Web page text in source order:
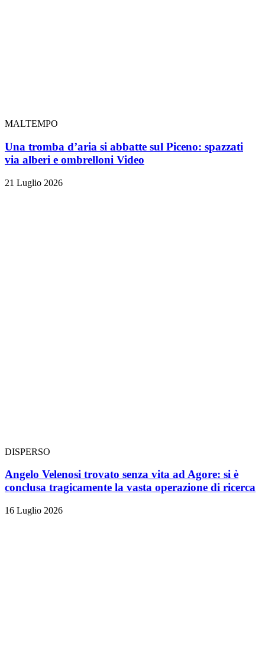
MALTEMPO
Una tromba d’aria si abbatte sul Piceno: spazzati
via alberi e ombrelloni Video
21 Luglio 2026
DISPERSO
Angelo Velenosi trovato senza vita ad Agore: si è
conclusa tragicamente la vasta operazione di ricerca
16 Luglio 2026